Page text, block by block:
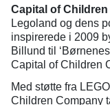
Capital of
Legoland og dens
inspirerede i 2009
Billund til
Capital of Children
Med støtte fra
Children Company